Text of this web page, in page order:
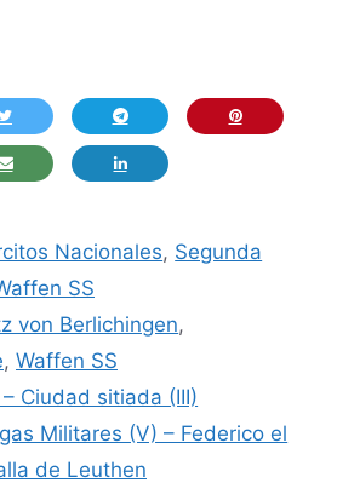
Nacionales, Segunda
SS
von Berlichingen,
, Waffen SS
– Ciudad sitiada (III)
Militares (V) – Federico el
de Leuthen